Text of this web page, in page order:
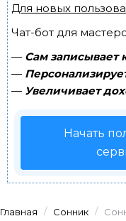
Для новых
Чат-бот для
— Сам записывает
—
— Увеличивает
Начать
Главная Сонник